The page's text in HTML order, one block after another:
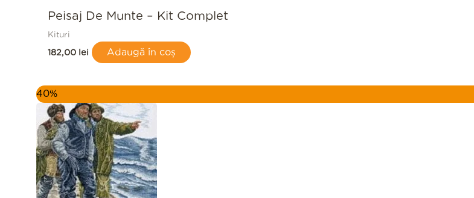
Peisaj De Munte – Kit Complet
Kituri
182,00 lei Adaugă în coș
40%
inițial
a
fost:
308,00 lei.
curent
este:
184,80 lei.